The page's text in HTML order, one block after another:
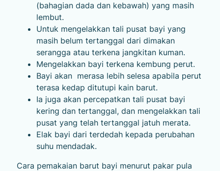
(bahagian dada dan kebawah) yang masih
lembut.
Untuk mengelakkan tali pusat bayi yang
masih belum tertanggal dari dimakan
serangga atau terkena jangkitan kuman.
Mengelakkan bayi terkena kembung perut.
Bayi akan merasa lebih selesa apabila perut
terasa kedap ditutupi kain barut.
Ia juga akan percepatkan tali pusat bayi
kering dan tertanggal, dan mengelakkan tali
pusat yang telah tertanggal jatuh merata.
Elak bayi dari terdedah kepada perubahan
suhu mendadak.
Cara pemakaian barut bayi menurut pakar pula